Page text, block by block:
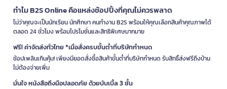
ทำไม B2S Online คือแหล่งช้อปปิ้งที่คุณไม่ควรพลาด
ไม่ว่าคุณจะเป็นนักเรียน นักศึกษา คนทำงาน B2S พร้อมให้คุณเลือกสินค้าคุณภาพได้
ตลอด 24 ชั่วโมง พร้อมโปรโมชั่นและสิทธิพิเศษมากมาย
ฟรี! ค่าจัดส่งทั่วไทย *เมื่อสั่งครบขั้นต่ำที่บริษัทกำหนด
ช้อปเพลินเกินคุ้ม! เพียงมียอดสั่งซื้อสินค้าขั้นต่ำที่บริษัทกำหนด รับสิทธิ์ส่งฟรีถึงบ้าน
ไม่ต้องจ่ายเพิ่ม
มั่นใจ หนังสือถึงมือปลอดภัย ด้วยบับเบิ้ล 3 ชั้น